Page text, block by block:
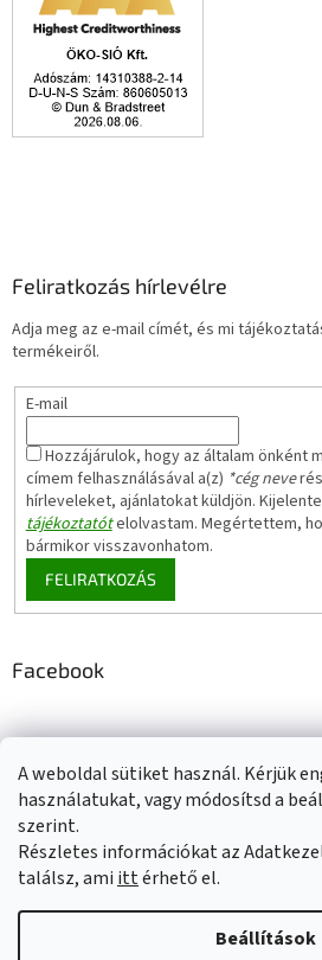
A weboldal sütiket használ. Kérjük
használatukat, vagy módosítsd a
szerint.
Részletes információkat az
találsz, ami ittérhető el.
Beállítások
Feliratkozás hírlevélre
Adja meg az e-mail címét, és mi
termékeiről.
E-mail
Hozzájárulok, hogy az általam önként
címem felhasználásával a(z) *cég neve
hírleveleket, ajánlatokat küldjön.
tájékoztatótelolvastam. Megértettem,
bármikor visszavonhatom.
FELIRATKOZÁS
Facebook
Adatkezelési tájékoztató
Üzleti feltételek (ÁSZF)
Shoptet